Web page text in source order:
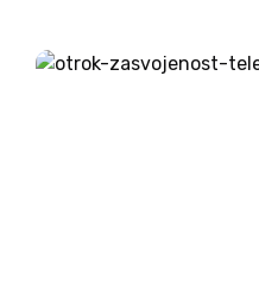
telefonov in drugih
zaslonom relativno...